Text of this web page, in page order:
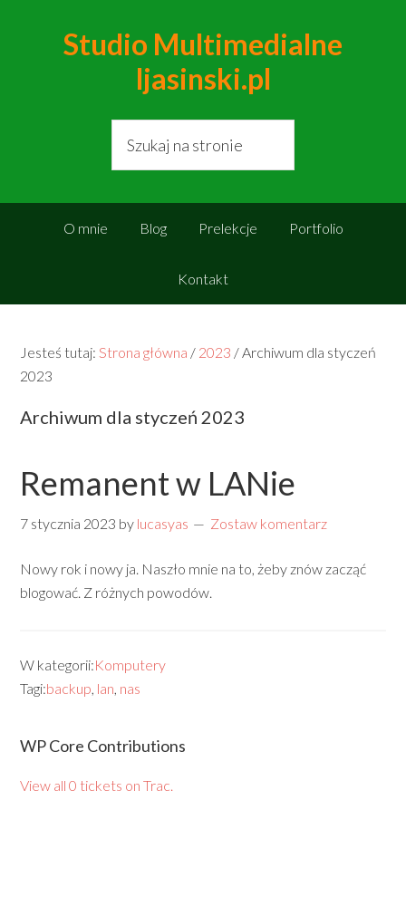
Studio Multimedialne
ljasinski.pl
O mnie Blog Prelekcje Portfolio
Kontakt
Jesteś tutaj:Strona główna / 2023 /Archiwum dla styczeń
2023
Archiwum dla styczeń 2023
Remanent w LANie
7 stycznia 2023 by lucasyas Zostaw komentarz
Nowy rok i nowy ja. Naszło mnie na to, żeby znów zacząć
blogować. Z różnych powodów.
W kategorii:Komputery
Tagi:backup, lan, nas
WP Core Contributions
View all 0 tickets on Trac.